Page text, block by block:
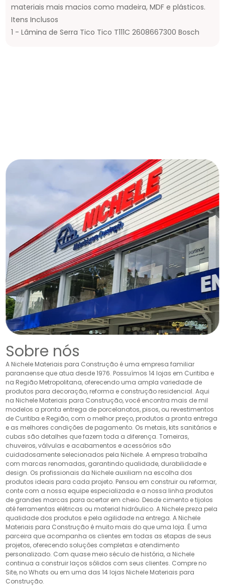
materiais mais macios como madeira, MDF e plásticos.
Itens Inclusos
1 - Lâmina de Serra Tico Tico T111C 2608667300 Bosch
Sobre nós
A Nichele Materiais para Construção é uma empresa familiar
paranaense que atua desde 1976. Possuímos 14 lojas em Curitiba e
na Região Metropolitana, oferecendo uma ampla variedade de
produtos para decoração, reforma e construção residencial. Aqui
na Nichele Materiais para Construção, você encontra mais de mil
modelos a pronta entrega de porcelanatos, pisos, ou revestimentos
de Curitiba e Região, com o melhor preço, produtos a pronta entrega
e as melhores condições de pagamento. Os metais, kits sanitários e
cubas são detalhes que fazem toda a diferença. Torneiras,
chuveiros, válvulas e acabamentos e acessórios são
cuidadosamente selecionados pela Nichele. A empresa trabalha
com marcas renomadas, garantindo qualidade, durabilidade e
design. Os profissionais da Nichele auxiliam na escolha dos
produtos ideais para cada projeto. Pensou em construir ou reformar,
conte com a nossa equipe especializada e a nossa linha produtos
de grandes marcas para acertar em cheio. Desde cimento e tijolos
até ferramentas elétricas ou material hidráulico. A Nichele preza pela
qualidade dos produtos e pela agilidade na entrega. A Nichele
Materiais para Construção é muito mais do que uma loja. É uma
parceira que acompanha os clientes em todas as etapas de seus
projetos, oferecendo soluções completas e atendimento
personalizado. Com quase meio século de história, a Nichele
continua a construir laços sólidos com seus clientes. Compre no
Site, no Whats ou em uma das 14 lojas Nichele Materiais para
Construção.